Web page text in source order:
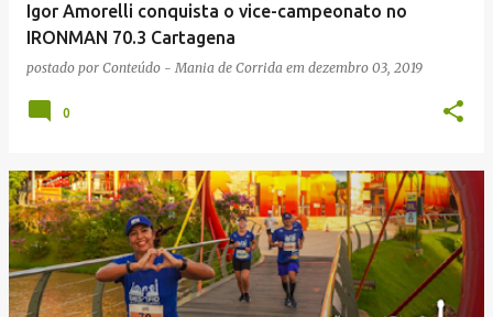
Igor Amorelli conquista o vice-campeonato no
IRONMAN 70.3 Cartagena
postado por Conteúdo - Mania de Corrida em dezembro 03, 2019
0